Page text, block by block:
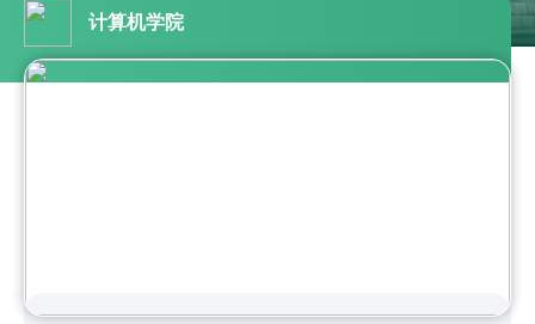
计算机学院